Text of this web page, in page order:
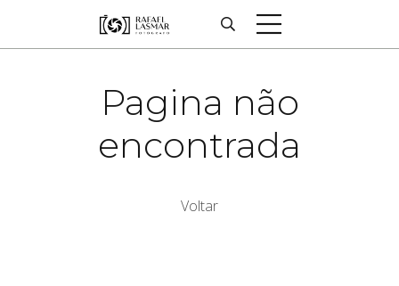
Pagina não
encontrada
Voltar